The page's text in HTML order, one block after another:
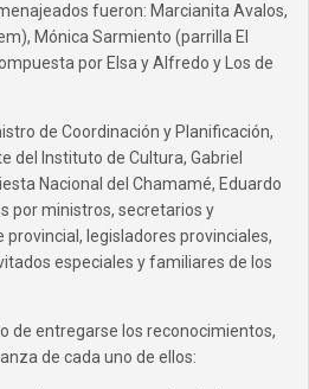
fueron: Marcianita Avalos,
Mónica Sarmiento (parrilla El
por Elsa y Alfredo y Los de
de Coordinación y Planificación,
del Instituto de Cultura, Gabriel
Nacional del Chamamé, Eduardo
por ministros, secretarios y
legisladores provinciales,
especiales y familiares de los
de entregarse los reconocimientos,
de cada uno de ellos: